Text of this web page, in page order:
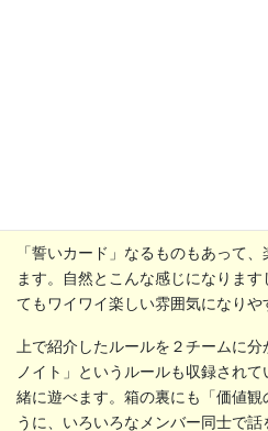
「誓いカード」なるものもあって
ます。自然とこんな感じになりま
てもワイワイ楽しい雰囲気になりや
上で紹介したルールを２チームに
ノイト」というルールも収録され
緒に遊べます。箱の裏にも「価値
うに、いろいろなメンバー同士で